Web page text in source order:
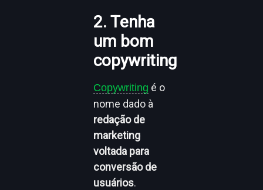
2. Tenha
um bom
copywriting
Copywriting é o
nome dado à
redação de
marketing
voltada para
conversão de
usuários.